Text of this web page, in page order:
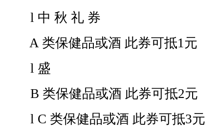
l 中 秋 礼 券
A 类保健品或酒 此券可抵1元
l 盛
B 类保健品或酒 此券可抵2元
l C 类保健品或酒 此券可抵3元